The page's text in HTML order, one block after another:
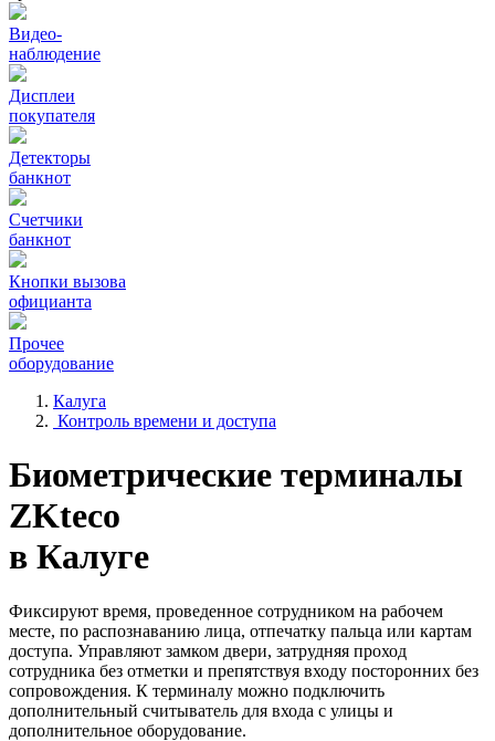
Видео‑
наблюдение
Дисплеи
покупателя
Детекторы
банкнот
Счетчики
банкнот
Кнопки вызова
официанта
Прочее
оборудование
Калуга
Контроль времени и доступа
Биометрические терминалы
ZKteco
в Калуге
Фиксируют время, проведенное сотрудником на рабочем
месте, по распознаванию лица, отпечатку пальца или картам
доступа. Управляют замком двери, затрудняя проход
сотрудника без отметки и препятствуя входу посторонних без
сопровождения. К терминалу можно подключить
дополнительный считыватель для входа с улицы и
дополнительное оборудование.